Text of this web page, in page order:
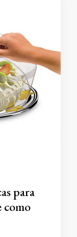
para
como